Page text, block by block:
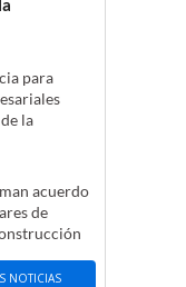
para
la
acuerdo
de
NOTICIAS